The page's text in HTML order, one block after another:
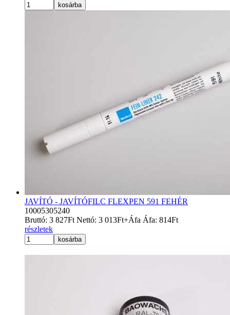
kosárba
JAVÍTÓ - JAVÍTÓFILC FLEXPEN 591 FEHÉR
10005305240
Bruttó: 3 827Ft Nettó: 3 013Ft+Áfa Áfa: 814Ft
részletek
kosárba